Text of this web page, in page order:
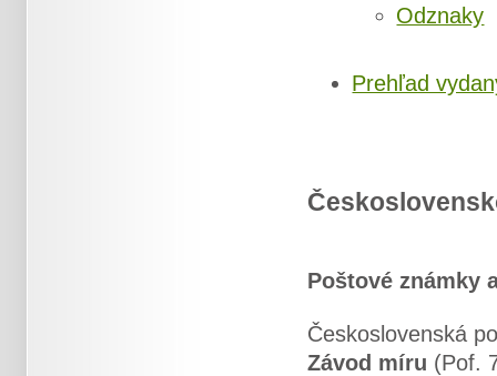
Odznaky
Prehľad
Poštové známky
Československá
Závod míru (Pof.